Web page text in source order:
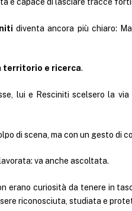
e capace di lasciare tracce
diventa ancora più chiaro:
territorio e ricerca.
lui e Resciniti scelsero la via
di scena, ma con un gesto di
va anche ascoltata.
erano curiosità da tenere in
riconosciuta, studiata e